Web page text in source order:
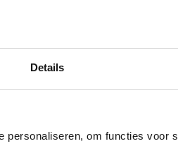
Details
om functies voor